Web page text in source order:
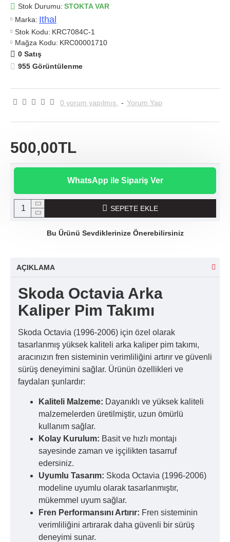
Stok Durumu: STOKTA VAR
Marka: Ithal
Stok Kodu: KRC7084C-1
Mağza Kodu: KRC00001710
0 Satış
955 Görüntülenme
0 yorum yapılmış. - Yorum Yap
500,00TL
WhatsApp ile Sipariş Ver
SEPETE EKLE
Bu Ürünü Sevdiklerinize Önerebilirsiniz
AÇIKLAMA
Skoda Octavia Arka
Kaliper Pim Takımı
Skoda Octavia (1996-2006) için özel olarak
tasarlanmış yüksek kaliteli arka kaliper pim takımı,
aracınızın fren sisteminin verimliliğini artırır ve güvenli
sürüş deneyimini sağlar. Ürünün özellikleri ve
faydaları şunlardır:
Kaliteli Malzeme: Dayanıklı ve yüksek kaliteli
malzemelerden üretilmiştir, uzun ömürlü
kullanım sağlar.
Kolay Kurulum: Basit ve hızlı montajı
sayesinde zaman ve işçilikten tasarruf
edersiniz.
Uyumlu Tasarım: Skoda Octavia (1996-2006)
modeline uyumlu olarak tasarlanmıştır,
mükemmel uyum sağlar.
Fren Performansını Artırır: Fren sisteminin
verimliliğini artırarak daha güvenli bir sürüş
deneyimi sunar.